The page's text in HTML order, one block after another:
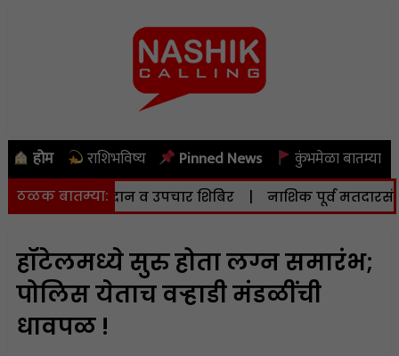
होम राशिभविष्य Pinned News कुंभमेळा बातम्या
ठळक बातम्या:
निदान व उपचार शिबिर | नाशिक पूर्व मतदारसंघातील
हॉटेलमध्ये सुरु होता लग्न समारंभ;
पोलिस येताच वऱ्हाडी मंडळींची
धावपळ !